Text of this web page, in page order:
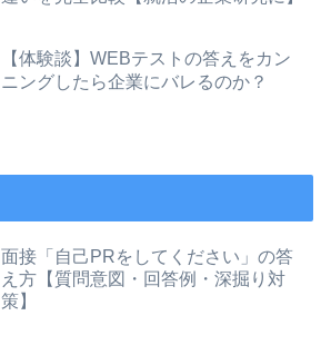
【体験談】WEBテストの答えをカン
ニングしたら企業にバレるのか？
面接「自己PRをしてください」の答
え方【質問意図・回答例・深掘り対
策】